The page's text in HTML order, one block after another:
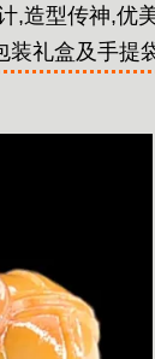
,造型传神,优
礼盒及手提袋